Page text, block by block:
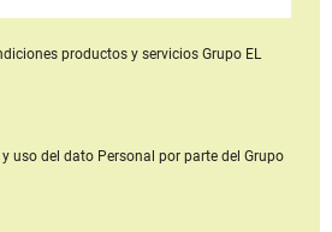
productos y serviciosGrupo EL
uso del dato Personal por parte del Grupo